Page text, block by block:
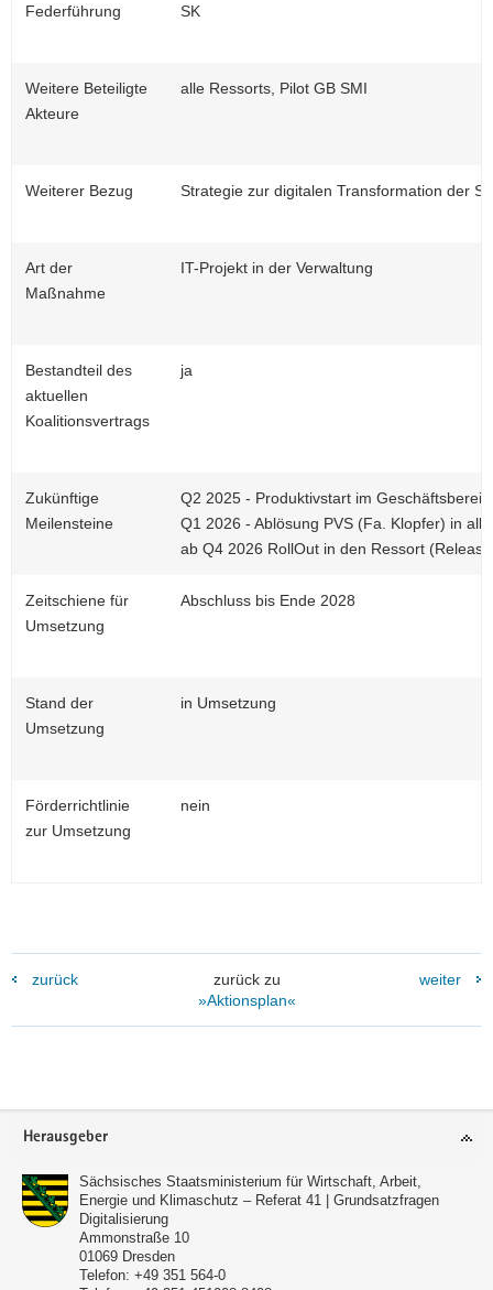
Federführung SK
Weitere Beteiligte
Akteure
alle Ressorts, Pilot GB SMI
Weiterer Bezug Strategie zur digitalen Transformation der
Art der
Maßnahme
IT-Projekt in der Verwaltung
Bestandteil des
aktuellen
Koalitionsvertrags
ja
Zukünftige
Meilensteine
Q2 2025 - Produktivstart im
Q1 2026 - Ablösung PVS (Fa. Klopfer) in
ab Q4 2026 RollOut in den Ressort
Zeitschiene für
Umsetzung
Abschluss bis Ende 2028
Stand der
Umsetzung
in Umsetzung
Förderrichtlinie
zur Umsetzung
nein
zurück
zurück zu
»Aktionsplan«
weiter
Footer-
Herausgeber
Sächsisches Staatsministerium für Wirtschaft, Arbeit,
Energie und Klimaschutz – Referat 41 | Grundsatzfragen
Digitalisierung
Ammonstraße 10
01069 Dresden
Telefon: +49 351 564-0